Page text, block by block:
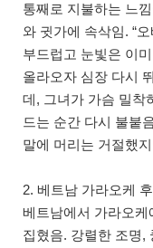
통째로 지불하는 느
와 귓가에 속삭임. “
부드럽고 눈빛은 이
올라오자 심장 다시
데, 그녀가 가슴 밀착
드는 순간 다시 불붙
말에 머리는 거절했
2. 베트남 가라오케 후
베트남에서 가라오케
집혔음. 강렬한 조명,